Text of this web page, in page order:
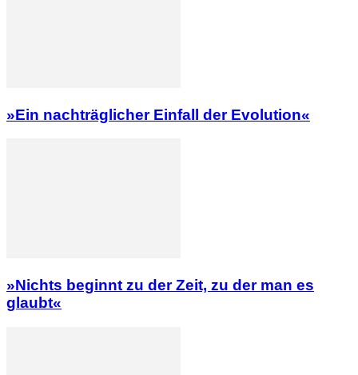
»Ein nachträglicher Einfall der Evolution«
»Nichts beginnt zu der Zeit, zu der man es
glaubt«